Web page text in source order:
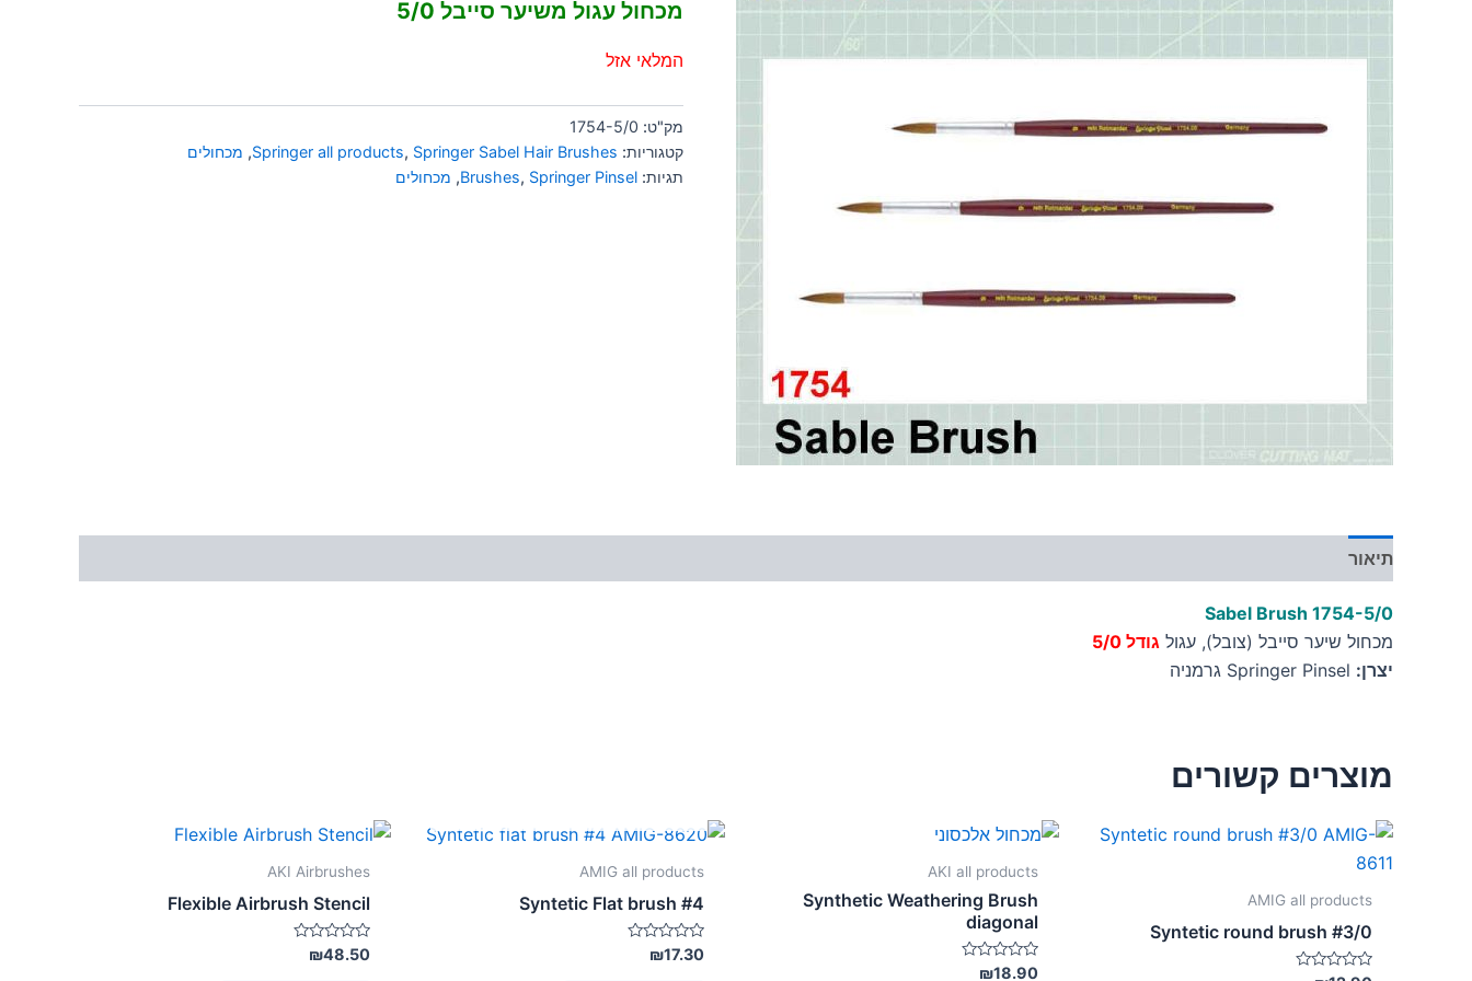
מכחול עגול משיער סייבל 5/0
המלאי אזל
מק"ט: 1754-5/0
קטגוריות:
Springer all products, Springer Sabel Hair Brushes
, מכחולים
תגיות:
Brushes, Springer Pinsel
, מכחולים
תיאור
Sabel Brush 1754-5/0
מכחול שיער סייבל (צובל), עגול גודל 5/0
יצרן:
מוצרים קשורים
AMIG all products
Syntetic round brush #3/0
AKI all products
Synthetic Weathering Brush
diagonal
דורג
₪18.90
AMIG all products
Syntetic Flat brush #4
דורג
0
₪17.30
AKI Airbrushes
Flexible Airbrush Stencil
דורג
0
₪48.50